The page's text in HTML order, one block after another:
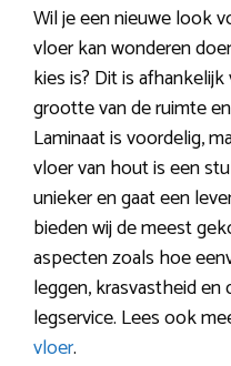
Wil je een nieuwe look
vloer kan wonderen
kies is? Dit is
grootte van de ruimte
Laminaat is voordelig,
vloer van hout is een
unieker en gaat een
bieden wij de meest
aspecten zoals hoe
leggen, krasvastheid
legservice. Lees ook
vloer.